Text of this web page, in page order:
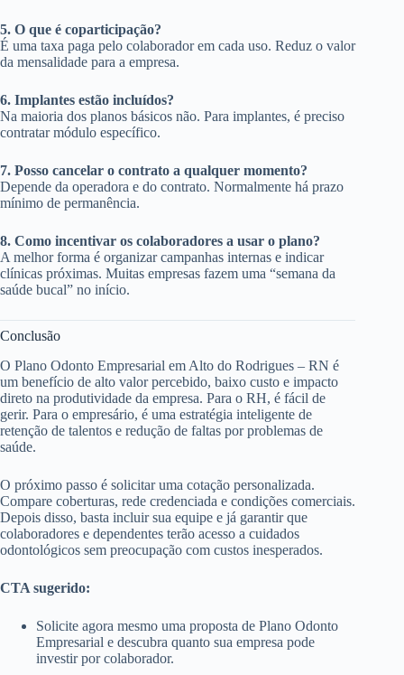
5. O que é coparticipação?
É uma taxa paga pelo colaborador em cada uso. Reduz o valor
da mensalidade para a empresa.
6. Implantes estão incluídos?
Na maioria dos planos básicos não. Para implantes, é preciso
contratar módulo específico.
7. Posso cancelar o contrato a qualquer momento?
Depende da operadora e do contrato. Normalmente há prazo
mínimo de permanência.
8. Como incentivar os colaboradores a usar o plano?
A melhor forma é organizar campanhas internas e indicar
clínicas próximas. Muitas empresas fazem uma “semana da
saúde bucal” no início.
Conclusão
O Plano Odonto Empresarial em Alto do Rodrigues – RN é
um benefício de alto valor percebido, baixo custo e impacto
direto na produtividade da empresa. Para o RH, é fácil de
gerir. Para o empresário, é uma estratégia inteligente de
retenção de talentos e redução de faltas por problemas de
saúde.
O próximo passo é solicitar uma cotação personalizada.
Compare coberturas, rede credenciada e condições comerciais.
Depois disso, basta incluir sua equipe e já garantir que
colaboradores e dependentes terão acesso a cuidados
odontológicos sem preocupação com custos inesperados.
CTA sugerido:
Solicite agora mesmo uma proposta de Plano Odonto
Empresarial e descubra quanto sua empresa pode
investir por colaborador.